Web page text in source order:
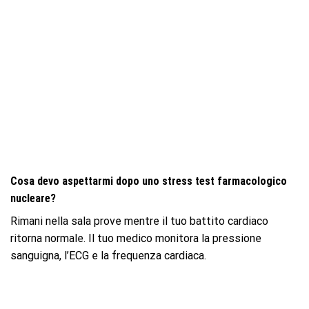
Cosa devo aspettarmi dopo uno stress test farmacologico
nucleare?
Rimani nella sala prove mentre il tuo battito cardiaco
ritorna normale. Il tuo medico monitora la pressione
sanguigna, l’ECG e la frequenza cardiaca.